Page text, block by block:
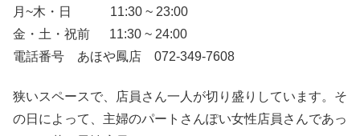
月~木・日 11:30 ~ 23:00
金・土・祝前 11:30 ~ 24:00
電話番号 あほや鳳店 072-349-7608
狭いスペースで、店員さん一人が切り盛りしています。そ
の日によって、主婦のパートさんぽい女性店員さんであっ